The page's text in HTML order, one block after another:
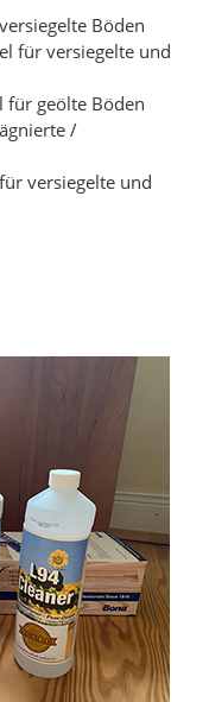
Böden
für versiegelte und
für geölte Böden
/
versiegelte und